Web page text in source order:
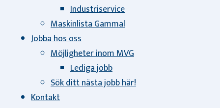
Industriservice
Maskinlista Gammal
Jobba hos oss
Möjligheter inom MVG
Lediga jobb
Sök ditt nästa jobb här!
Kontakt